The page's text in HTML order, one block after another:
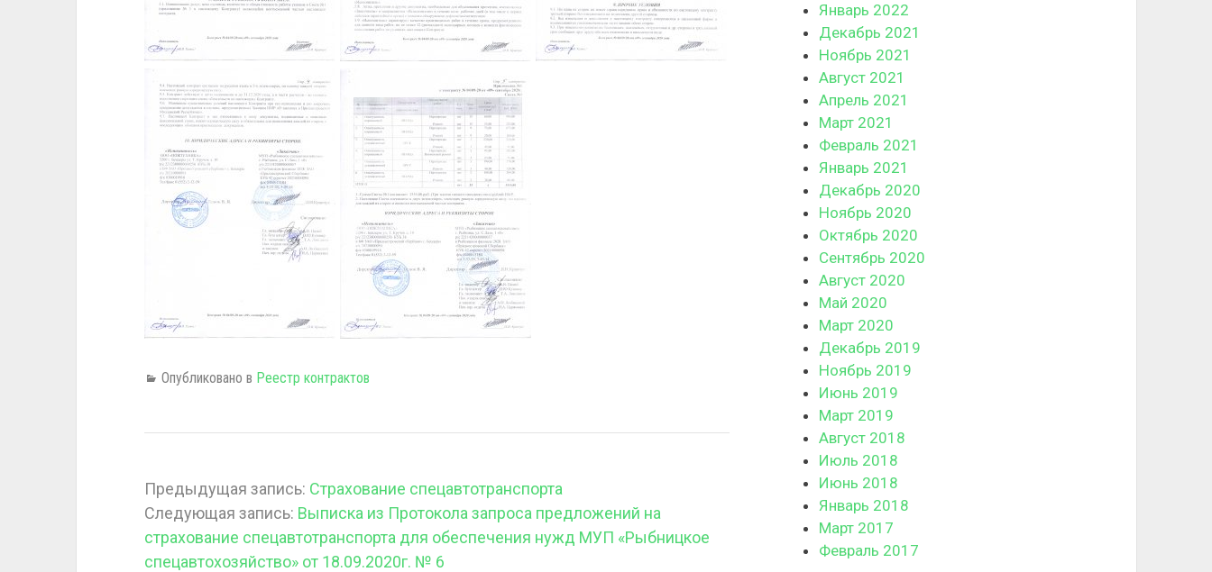
Опубликовано в Реестр контрактов
Предыдущая запись: Страхование спецавтотранспорта
Следующая запись: Выписка из Протокола запроса предложений на
страхование спецавтотранспорта для обеспечения нужд МУП «Рыбницкое
спецавтохозяйство» от 18.09.2020г. № 6
Январь 2022
Декабрь 2021
Ноябрь 2021
Август 2021
Апрель 2021
Март 2021
Февраль 2021
Январь 2021
Декабрь 2020
Ноябрь 2020
Октябрь 2020
Сентябрь 2020
Август 2020
Май 2020
Март 2020
Декабрь 2019
Ноябрь 2019
Июнь 2019
Март 2019
Август 2018
Июль 2018
Июнь 2018
Январь 2018
Март 2017
Февраль 2017